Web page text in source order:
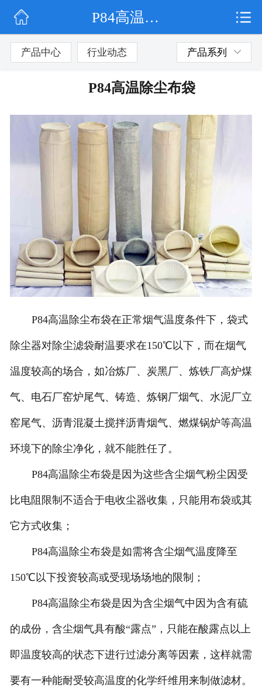
公司简介
联系我们
P84高温除尘布袋
产品中心 行业动态 产品系列
P84高温除尘布袋
P84高温除尘布袋在正常烟气温度条件下，袋式
除尘器对除尘滤袋耐温要求在150℃以下，而在烟气
温度较高的场合，如冶炼厂、炭黑厂、炼铁厂高炉煤
气、电石厂窑炉尾气、铸造、炼钢厂烟气、水泥厂立
窑尾气、沥青混凝土搅拌沥青烟气、燃煤锅炉等高温
环境下的除尘净化，就不能胜任了。
P84高温除尘布袋是因为这些含尘烟气粉尘因受
比电阻限制不适合于电收尘器收集，只能用布袋或其
它方式收集；
P84高温除尘布袋是如需将含尘烟气温度降至
150℃以下投资较高或受现场场地的限制；
P84高温除尘布袋是因为含尘烟气中因为含有硫
的成份，含尘烟气具有酸“露点”，只能在酸露点以上
即温度较高的状态下进行过滤分离等因素，这样就需
要有一种能耐受较高温度的化学纤维用来制做滤材。